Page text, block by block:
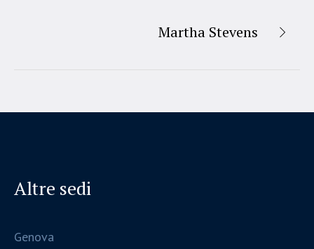
Martha Stevens
Altre sedi
Genova